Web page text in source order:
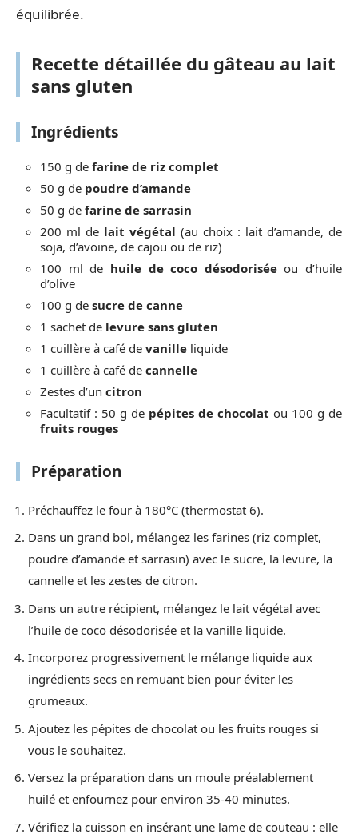
équilibrée.
Recette détaillée du gâteau au lait
sans gluten
Ingrédients
150 g de farine de riz complet
50 g de poudre d’amande
50 g de farine de sarrasin
200 ml de lait végétal (au choix : lait d’amande, de
soja, d’avoine, de cajou ou de riz)
100 ml de huile de coco désodoriséeou d’huile
d’olive
100 g de sucre de canne
1 sachet de levure sans gluten
1 cuillère à café de vanille liquide
1 cuillère à café de cannelle
Zestes d’un citron
Facultatif : 50 g de pépites de chocolat ou 100 g de
fruits rouges
Préparation
Préchauffez le four à 180°C (thermostat 6).
Dans un grand bol, mélangez les farines (riz complet,
poudre d’amande et sarrasin) avec le sucre, la levure, la
cannelle et les zestes de citron.
Dans un autre récipient, mélangez le lait végétal avec
l’huile de coco désodorisée et la vanille liquide.
Incorporez progressivement le mélange liquide aux
ingrédients secs en remuant bien pour éviter les
grumeaux.
Ajoutez les pépites de chocolat ou les fruits rouges si
vous le souhaitez.
Versez la préparation dans un moule préalablement
huilé et enfournez pour environ 35-40 minutes.
Vérifiez la cuisson en insérant une lame de couteau : elle